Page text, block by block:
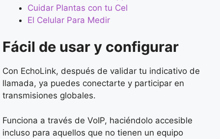
Cuidar Plantas con tu Cel
El Celular Para Medir
Fácil de usar y configurar
Con EchoLink, después de validar tu indicativo de
llamada, ya puedes conectarte y participar en
transmisiones globales.
Funciona a través de VoIP, haciéndolo accesible
incluso para aquellos que no tienen un equipo